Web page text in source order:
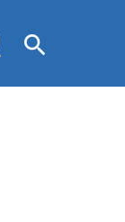
search